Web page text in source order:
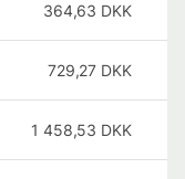
364,63 DKK
729,27 DKK
1 458,53 DKK